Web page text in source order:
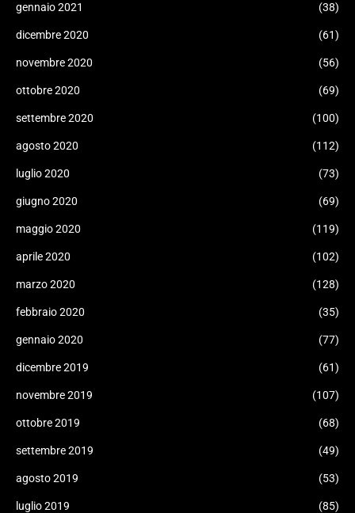
gennaio 2021 (38)
dicembre 2020 (61)
novembre 2020 (56)
ottobre 2020 (69)
settembre 2020 (100)
agosto 2020 (112)
luglio 2020 (73)
giugno 2020 (69)
maggio 2020 (119)
aprile 2020 (102)
marzo 2020 (128)
febbraio 2020 (35)
gennaio 2020 (77)
dicembre 2019 (61)
novembre 2019 (107)
ottobre 2019 (68)
settembre 2019 (49)
agosto 2019 (53)
luglio 2019 (85)